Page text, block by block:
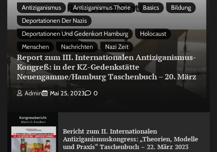
Antiziganismus Antiziganismus Thorie Basics
Bildung
Deportationen Der Nazis
Deportationen Und Gedenkort Hamburg
Holocaust
Menschen
Nachrichten Nazi Zeit
Report zum III. Internationalen Antiziganismus-
Kongreß: in der KZ-Gedenkstätte
Neuengamme/Hamburg Taschenbuch – 20. März
Admin Mai 25, 2023 0
Bericht zum II. Internationalen
Antiziganismuskongress: „Theorien, Modelle
und Praxis“ Taschenbuch – 22. März 2023